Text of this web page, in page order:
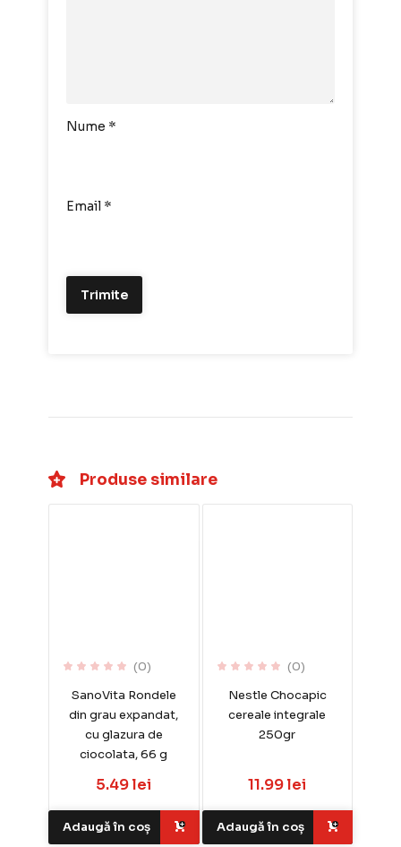
Nume *
Email *
Produse similare
(0)
SanoVita Rondele
din grau expandat,
cu glazura de
ciocolata, 66 g
5.49 lei
Adaugă în coș
(0)
Nestle Chocapic
cereale integrale
250gr
11.99 lei
Adaugă în coș